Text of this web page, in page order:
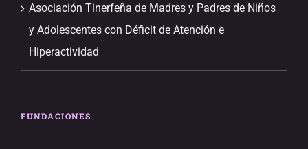
Asociación Tinerfeña de Madres y Padres de Niños
y Adolescentes con Déficit de Atención e
Hiperactividad
FUNDACIONES